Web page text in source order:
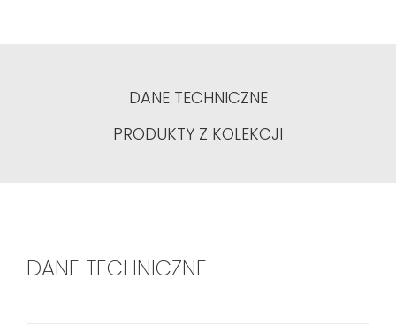
DANE TECHNICZNE
PRODUKTY Z KOLEKCJI
DANE TECHNICZNE